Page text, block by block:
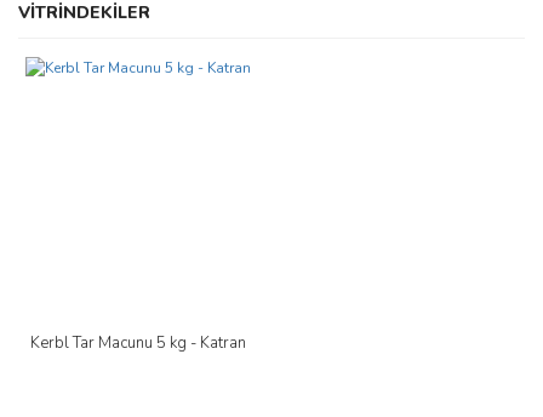
VİTRİNDEKİLER
Kerbl Tar Macunu 5 kg - Katran